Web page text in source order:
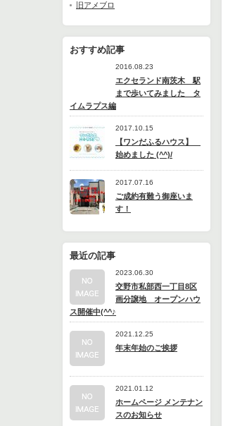
旧アメブロ
おすすめ記事
2016.08.23
エクセランド南茨木 駅
まで歩いてみました タ
イムラプス編
2017.10.15
【ワンだふるハウス】
始めました (^^)/
2017.07.16
ご成約有難う御座いま
す！
最近の記事
2023.06.30
交野市私部西一丁目8区
画分譲地 オープンハウ
ス開催中(^^♪
2021.12.25
年末年始のご挨拶
2021.01.12
ホームページ メンテナン
スのお知らせ